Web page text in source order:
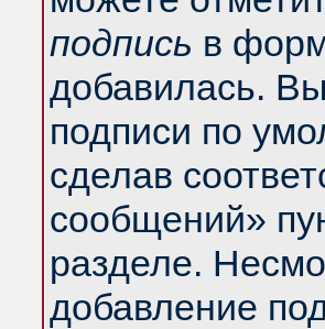
подпись в
добавилась.
подписи по
сделав
сообщений»
разделе.
добавление